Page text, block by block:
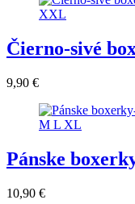
XXL
Čierno-sivé
9,90 €
M L XL
Pánske
10,90 €